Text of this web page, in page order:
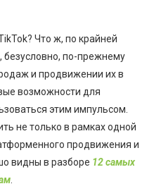
Что ж, по крайней
по-прежнему
и продвижении их в
возможности для
этим импульсом.
не только в рамках одной
продвижения и
видны в разборе 12 самых